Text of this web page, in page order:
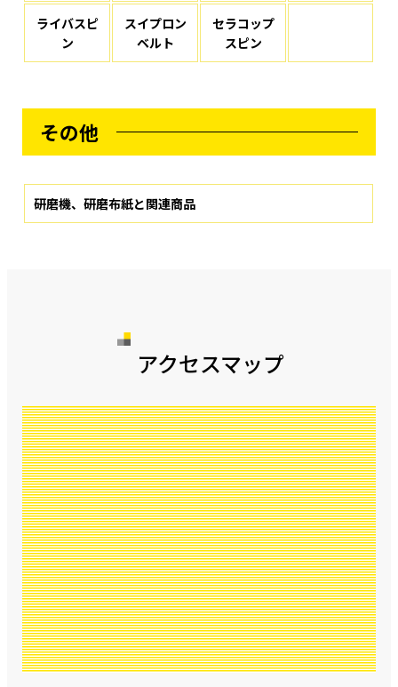
ライバスピ
ン
スイプロン
ベルト
セラコップ
スピン
その他
研磨機、研磨布紙と関連商品
アクセスマップ